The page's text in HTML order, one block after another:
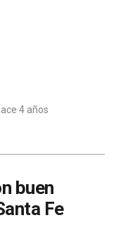
4 años
buen
Fe